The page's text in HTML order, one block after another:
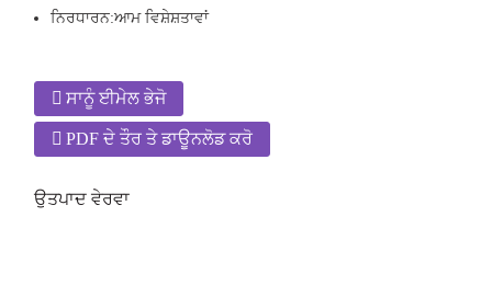
ਨਿਰਧਾਰਨ:ਆਮ ਵਿਸ਼ੇਸ਼ਤਾਵਾਂ
ਸਾਨੂੰ ਈਮੇਲ ਭੇਜੋ
PDF ਦੇ ਤੌਰ ਤੇ ਡਾਊਨਲੋਡ ਕਰੋ
ਉਤਪਾਦ ਵੇਰਵਾ